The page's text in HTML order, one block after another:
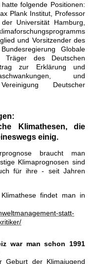
folgende Positionen:
Plank Institut, Professor
Universität Hamburg,
und Vorsitzender des
Globale
Träger des Deutschen
zur Erklärung und
und
Deutscher
Klimathesen, die
einig.
braucht man
Klimaprognosen sind
für ihre - seit Jahren
findet man in
statt-
war man schon 1991
der Klimajugend